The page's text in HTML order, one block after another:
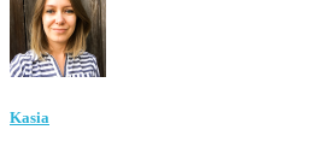
Kasia